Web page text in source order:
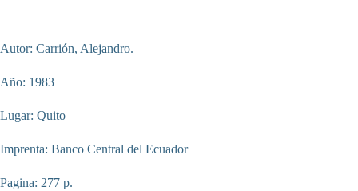
Autor: Carrión, Alejandro.
Año: 1983
Lugar: Quito
Imprenta: Banco Central del Ecuador
Pagina: 277 p.